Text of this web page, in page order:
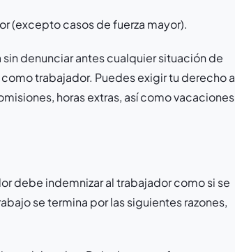
(excepto casos de fuerza mayor).
denunciar antes cualquier situación de
trabajador. Puedes exigir tu derecho a
horas extras, así como vacaciones
debe indemnizar al trabajador como si se
se termina por las siguientes razones,